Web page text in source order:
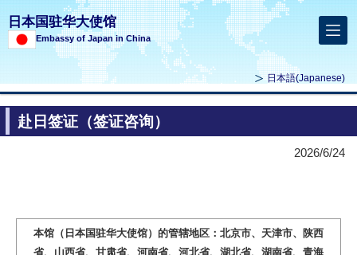
日本国驻华大使馆
Embassy of Japan in China
日本語(Japanese)
赴日签证（签证咨询）
2026/6/24
本馆（日本国驻华大使馆）的管辖地区：北京市、天津市、陕西
省、山西省、甘肃省、河南省、河北省、湖北省、湖南省、青海